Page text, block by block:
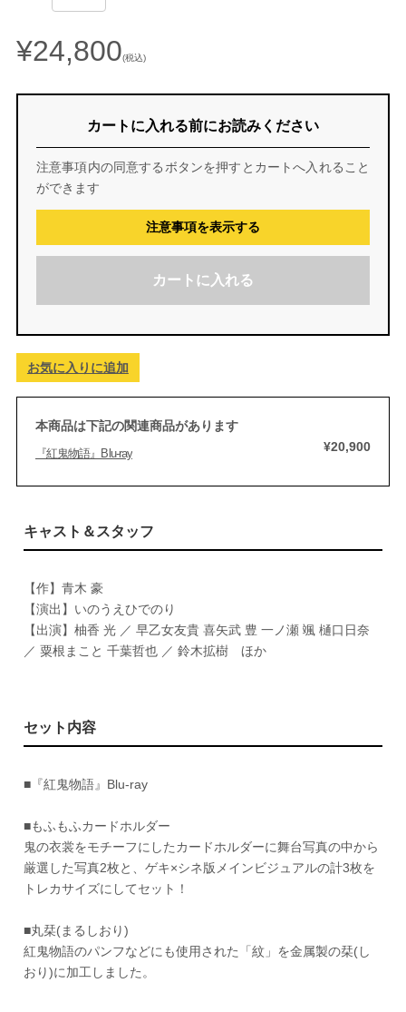
¥24,800(税込)
カートに入れる前にお読みください
注意事項内の同意するボタンを押すとカートへ入れること
ができます
注意事項を表示する
カートに入れる
お気に入りに追加
本商品は下記の関連商品があります
『紅鬼物語』Blu-ray ¥20,900
キャスト＆スタッフ
【作】青木 豪
【演出】いのうえひでのり
【出演】柚香 光 ／ 早乙女友貴 喜矢武 豊 一ノ瀬 颯 樋口日奈
／ 粟根まこと 千葉哲也 ／ 鈴木拡樹 ほか
セット内容
■『紅鬼物語』Blu-ray
■もふもふカードホルダー
鬼の衣裳をモチーフにしたカードホルダーに舞台写真の中から
厳選した写真2枚と、ゲキ×シネ版メインビジュアルの計3枚を
トレカサイズにしてセット！
■丸栞(まるしおり)
紅鬼物語のパンフなどにも使用された「紋」を金属製の栞(し
おり)に加工しました。